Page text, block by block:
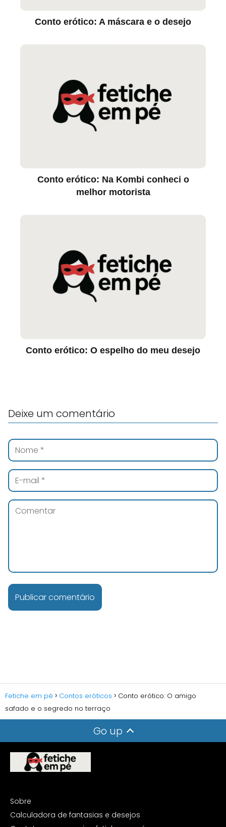
Conto erótico: A máscara e o desejo
Conto erótico: Na Kombi conheci o
melhor motorista
Conto erótico: O espelho do meu desejo
Deixe um comentário
Fetiche em pé Contos eróticos
Conto erótico: O amigo
safado e o segredo no terraço
Go up
Sobre
Calculadora de fantasias e desejos